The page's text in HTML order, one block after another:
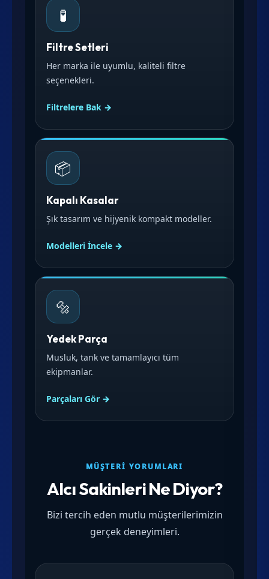
🧪
Filtre Setleri
Her marka ile uyumlu, kaliteli filtre
seçenekleri.
Filtrelere Bak →
📦
Kapalı Kasalar
Şık tasarım ve hijyenik kompakt modeller.
Modelleri İncele →
🔩
Yedek Parça
Musluk, tank ve tamamlayıcı tüm
ekipmanlar.
Parçaları Gör →
MÜŞTERI YORUMLARI
Alcı Sakinleri Ne Diyor?
Bizi tercih eden mutlu müşterilerimizin
gerçek deneyimleri.